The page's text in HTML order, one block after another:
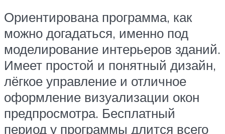
Ориентирована программа, как
можно догадаться, именно под
моделирование интерьеров зданий.
Имеет простой и понятный дизайн,
лёгкое управление и отличное
оформление визуализации окон
предпросмотра. Бесплатный
период у программы длится всего